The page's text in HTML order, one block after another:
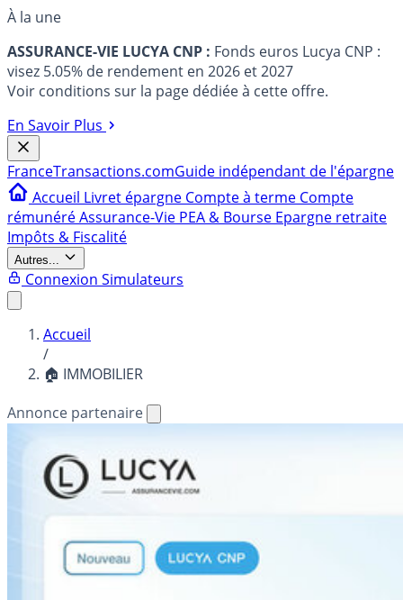
À la une
ASSURANCE-VIE LUCYA CNP : Fonds euros Lucya CNP :
visez 5.05% de rendement en 2026 et 2027
Voir conditions sur la page dédiée à cette offre.
En Savoir Plus
FranceTransactions.comGuide indépendant de l'épargne
Accueil Livret épargne Compte à terme Compte
rémunéréAssurance-Vie PEA & Bourse Epargne retraite
Impôts & Fiscalité
Autres...
Connexion Simulateurs
Accueil
/
🏠 IMMOBILIER
Annonce partenaire